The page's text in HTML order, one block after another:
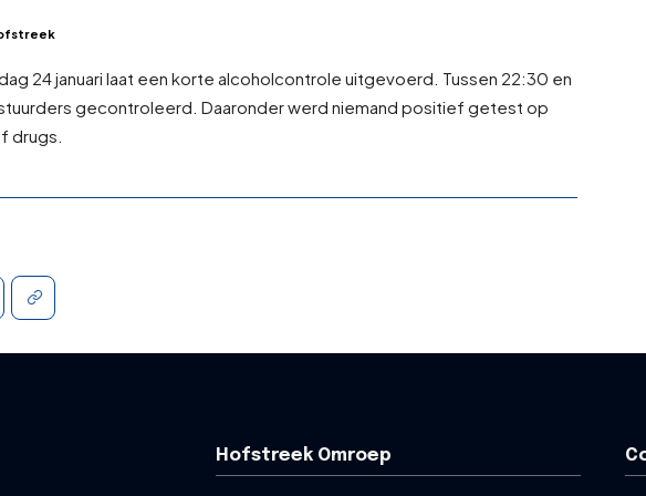
24 januari laat een korte alcoholcontrole uitgevoerd. Tussen 22:30 en
gecontroleerd. Daaronder werd niemand positief getest op
drugs.
Hofstreek Omroep